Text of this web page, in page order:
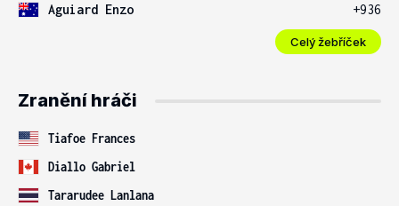
Aguiard Enzo
+936
Celý žebříček
Zranění hráči
Tiafoe Frances
Diallo Gabriel
Tararudee Lanlana